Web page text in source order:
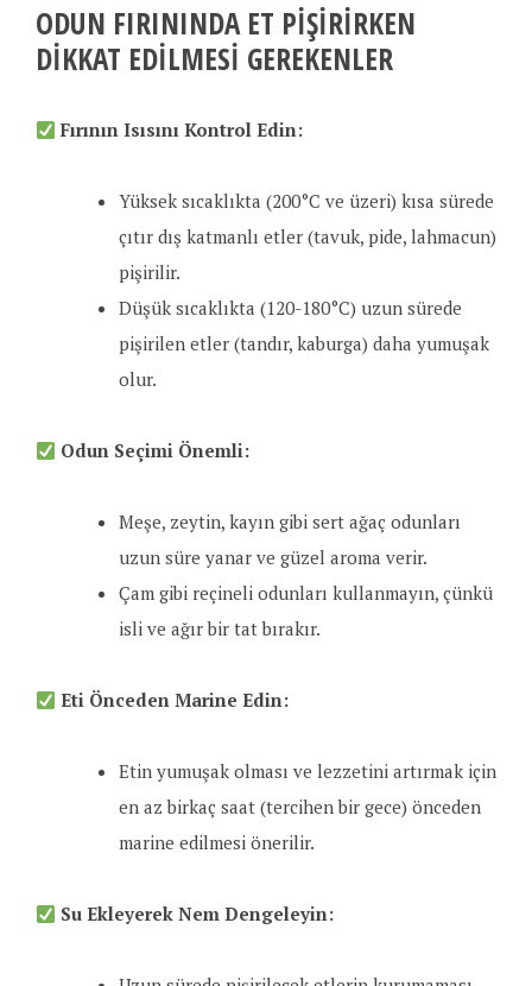
ODUN FIRININDA ET PIŞIRIRKEN
DIKKAT EDILMESI GEREKENLER
Fırının Isısını Kontrol Edin:
Yüksek sıcaklıkta (200°C ve üzeri) kısa sürede
çıtır dış katmanlı etler (tavuk, pide, lahmacun)
pişirilir.
Düşük sıcaklıkta (120-180°C) uzun sürede
pişirilen etler (tandır, kaburga) daha yumuşak
olur.
Odun Seçimi Önemli:
Meşe, zeytin, kayın gibi sert ağaç odunları
uzun süre yanar ve güzel aroma verir.
Çam gibi reçineli odunları kullanmayın, çünkü
isli ve ağır bir tat bırakır.
Eti Önceden Marine Edin:
Etin yumuşak olması ve lezzetini artırmak için
en az birkaç saat (tercihen bir gece) önceden
marine edilmesi önerilir.
Su Ekleyerek Nem Dengeleyin: